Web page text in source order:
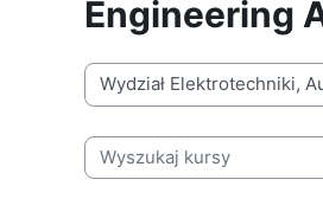
Engineering
Kategorie kursów
Wyszukaj kursy